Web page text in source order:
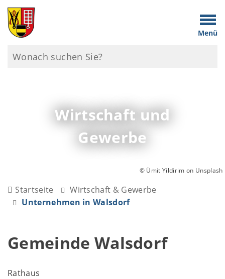
Menü
Wirtschaft und
Gewerbe
© Ümit Yildirim on Unsplash
Startseite
Wirtschaft & Gewerbe
Unternehmen in Walsdorf
Gemeinde Walsdorf
Rathaus